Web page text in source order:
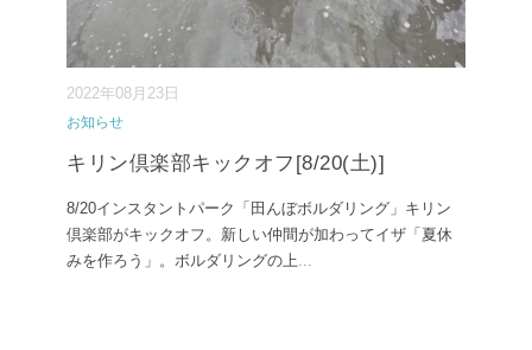
2022年08月23日
お知らせ
キリン倶楽部キックオフ[8/20(土)]
8/20インスタントパーク「田んぼボルダリング」キリン
倶楽部がキックオフ。新しい仲間が加わってイザ「夏休
みを作ろう」。ボルダリングの上...